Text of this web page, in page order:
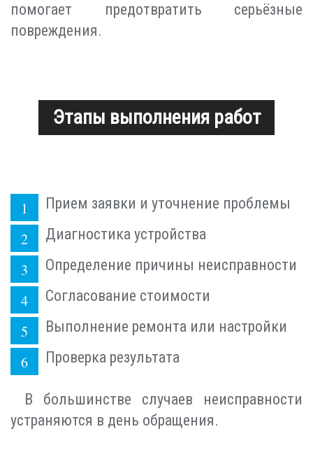
помогает предотвратить серьёзные
повреждения.
Этапы выполнения работ
Прием заявки и уточнение проблемы
Диагностика устройства
Определение причины неисправности
Согласование стоимости
Выполнение ремонта или настройки
Проверка результата
В большинстве случаев неисправности
устраняются в день обращения.